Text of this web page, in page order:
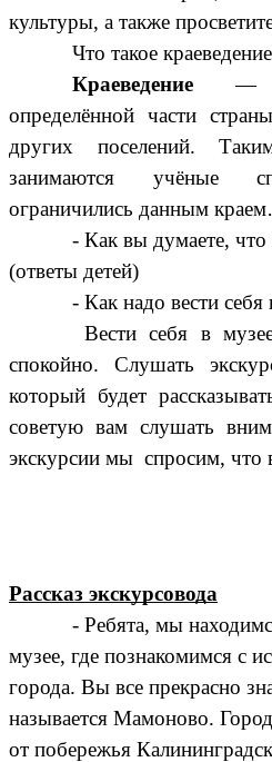
культуры, а также
Что такое
Краеведение—
определённой части
других поселений.
занимаются учёные
ограничились данным
- Как вы думаете,
(ответы детей)
- Как надо вести себя
Вести себя в
спокойно. Слушать
который будет
советую вам слушать
экскурсии мы спросим, что
Рассказ экскурсовода
- Ребята, мы
музее, где познакомимся с
города. Вы все прекрасно
называется Мамоново.
от побережья